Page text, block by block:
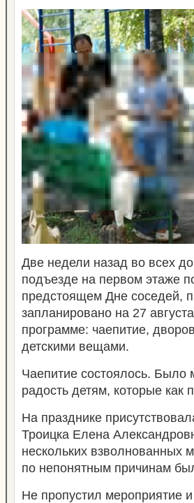
Две недели назад во всех
подъезде на первом этаже
предстоящем Дне соседей,
запланировано на 27
программе: чаепитие,
детскими вещами.
Чаепитие состоялось. Было
радость детям, которые
На празднике
Троицка Елена
нескольких взволнованных
по непонятным причинам
Не пропустил мероприятие